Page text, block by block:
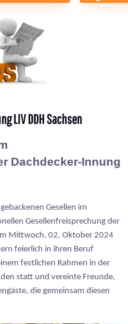
LIV DDH Sachsen
Dachdecker-Innung
Gesellen im
Gesellenfreisprechung der
Mittwoch, 02. Oktober 2024
feierlich in ihren Beruf
festlichen Rahmen in der
statt und vereinte Freunde,
die gemeinsam diesen